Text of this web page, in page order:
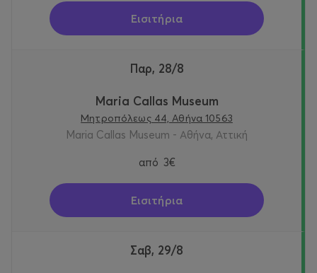
Εισιτήρια
Παρ, 28/8
Maria Callas Museum
Μητροπόλεως 44, Αθήνα 10563
Maria Callas Museum - Αθήνα, Αττική
από 3€
Εισιτήρια
Σαβ, 29/8